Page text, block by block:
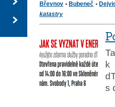
Břevnov •Bubeneč •
katastry
k
s